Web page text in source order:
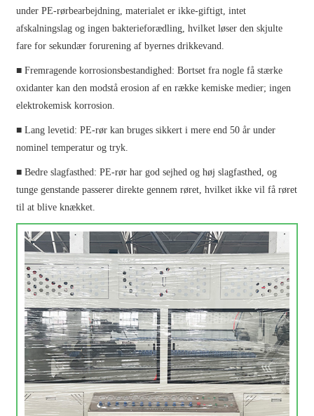
under PE-rørbearbejdning, materialet er ikke-giftigt, intet
afskalningslag og ingen bakterieforædling, hvilket løser den skjulte
fare for sekundær forurening af byernes drikkevand.
■ Fremragende korrosionsbestandighed: Bortset fra nogle få stærke
oxidanter kan den modstå erosion af en række kemiske medier; ingen
elektrokemisk korrosion.
■ Lang levetid: PE-rør kan bruges sikkert i mere end 50 år under
nominel temperatur og tryk.
■ Bedre slagfasthed: PE-rør har god sejhed og høj slagfasthed, og
tunge genstande passerer direkte gennem røret, hvilket ikke vil få røret
til at blive knækket.